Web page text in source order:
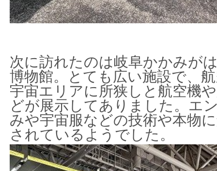
次に訪れたのは岐阜かかみが
博物館。とても広い施設で、
宇宙エリアに所狭しと航空機
どが展示してありました。エ
みや宇宙服などの技術や本物
されているようでした。